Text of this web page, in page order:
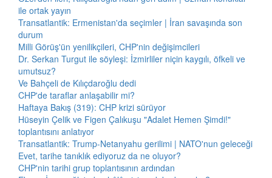
ile ortak yayın
Transatlantik: Ermenistan'da seçimler | İran savaşında son
durum
Milli Görüş'ün yenilikçileri, CHP'nin değişimcileri
Dr. Serkan Turgut ile söyleşi: İzmirliler niçin kaygılı, öfkeli ve
umutsuz?
Ve Bahçeli de Kılıçdaroğlu dedi
CHP'de taraflar anlaşabilir mi?
Haftaya Bakış (319): CHP krizi sürüyor
Hüseyin Çelik ve Figen Çalıkuşu "Adalet Hemen Şimdi!"
toplantısını anlatıyor
Transatlantik: Trump-Netanyahu gerilimi | NATO'nun geleceği
Evet, tarihe tanıklık ediyoruz da ne oluyor?
CHP'nin tarihi grup toplantısının ardından